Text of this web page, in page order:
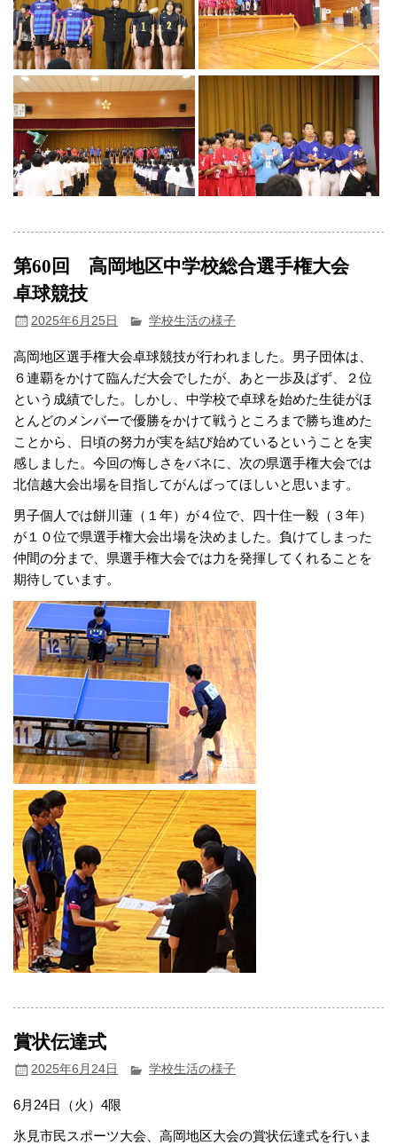
第60回 高岡地区中学校総合選手権大会
卓球競技
2025年6月25日 学校生活の様子
高岡地区選手権大会卓球競技が行われました。男子団体は、
６連覇をかけて臨んだ大会でしたが、あと一歩及ばず、２位
という成績でした。しかし、中学校で卓球を始めた生徒がほ
とんどのメンバーで優勝をかけて戦うところまで勝ち進めた
ことから、日頃の努力が実を結び始めているということを実
感しました。今回の悔しさをバネに、次の県選手権大会では
北信越大会出場を目指してがんばってほしいと思います。
男子個人では餅川蓮（１年）が４位で、四十住一毅（３年）
が１０位で県選手権大会出場を決めました。負けてしまった
仲間の分まで、県選手権大会では力を発揮してくれることを
期待しています。
賞状伝達式
2025年6月24日 学校生活の様子
6月24日（火）4限
氷見市民スポーツ大会、高岡地区大会の賞状伝達式を行いま